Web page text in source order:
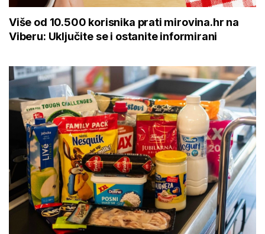
Više od 10.500 korisnika prati mirovina.hr na
Viberu: Uključite se i ostanite informirani